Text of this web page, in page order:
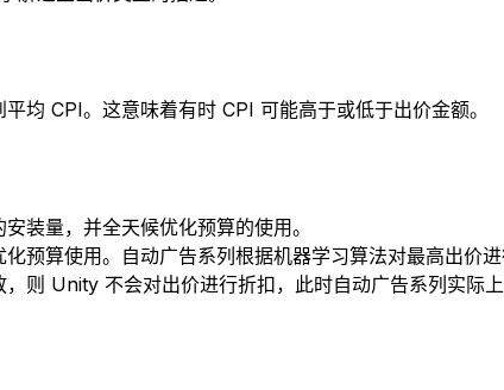
均 CPI。这意味着有时 CPI 可能高于或低于出价金额。
装量，并全天候优化预算的使用。
算使用。自动广告系列根据机器学习算法对最高出价进
则 Unity 不会对出价进行折扣，此时自动广告系列实际